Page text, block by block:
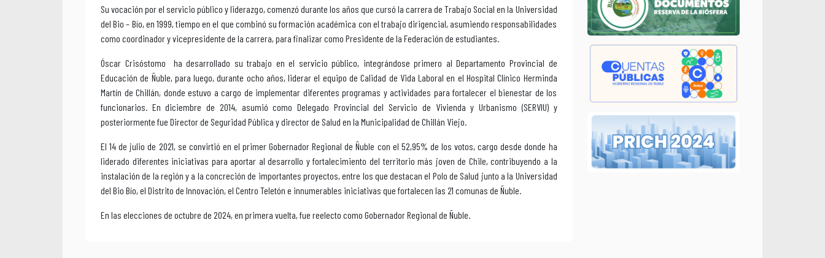
Su vocación por el servicio público y liderazgo, comenzó durante los años que cursó la carrera de Trabajo Social en la Universidad
del Bio – Bío, en 1999, tiempo en el que combinó su formación académica con el trabajo dirigencial, asumiendo responsabilidades
como coordinador y vicepresidente de la carrera, para finalizar como Presidente de la Federación de estudiantes.
Óscar Crisóstomo ha desarrollado su trabajo en el servicio público, integrándose primero al Departamento Provincial de
Educación de Ñuble, para luego, durante ocho años, liderar el equipo de Calidad de Vida Laboral en el Hospital Clínico Herminda
Martín de Chillán, donde estuvo a cargo de implementar diferentes programas y actividades para fortalecer el bienestar de los
funcionarios. En diciembre de 2014, asumió como Delegado Provincial del Servicio de Vivienda y Urbanismo (SERVIU) y
posteriormente fue Director de Seguridad Pública y director de Salud en la Municipalidad de Chillán Viejo.
El 14 de julio de 2021, se convirtió en el primer Gobernador Regional de Ñuble con el 52,95% de los votos, cargo desde donde ha
liderado diferentes iniciativas para aportar al desarrollo y fortalecimiento del territorio más joven de Chile, contribuyendo a la
instalación de la región y a la concreción de importantes proyectos, entre los que destacan el Polo de Salud junto a la Universidad
del Bio Bío, el Distrito de Innovación, el Centro Teletón e innumerables iniciativas que fortalecen las 21 comunas de Ñuble.
En las elecciones de octubre de 2024, en primera vuelta, fue reelecto como Gobernador Regional de Ñuble.